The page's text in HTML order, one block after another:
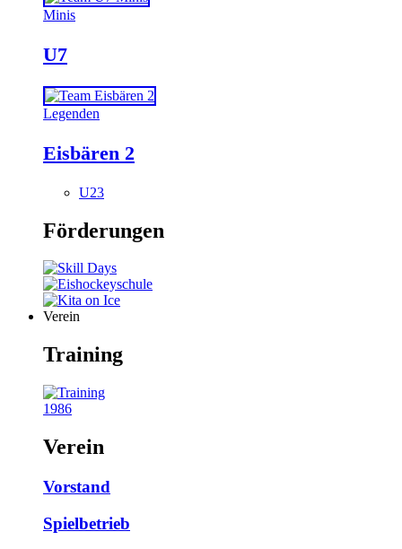
Minis
U7
Legenden
Eisbären 2
U23
Förderungen
Verein
Training
1986
Verein
Vorstand
Spielbetrieb